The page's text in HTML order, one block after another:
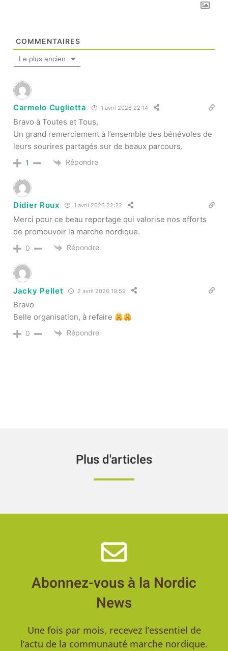
COMMENTAIRES
Le plus ancien
Carmelo Cuglietta 1 avril 2026 22:14
Bravo à Toutes et Tous,
Un grand remerciement à l’ensemble des bénévoles de
leurs sourires partagés sur de beaux parcours.
1 Répondre
Didier Roux 1 avril 2026 22:22
Merci pour ce beau reportage qui valorise nos efforts
de promouvoir la marche nordique.
0 Répondre
Jacky Pellet 2 avril 2026 19:59
Bravo
Belle organisation, à refaire
0 Répondre
Plus d'articles
Abonnez-vous à la Nordic
News
Une fois par mois, recevez l’essentiel de
l’actu de la communauté marche nordique.